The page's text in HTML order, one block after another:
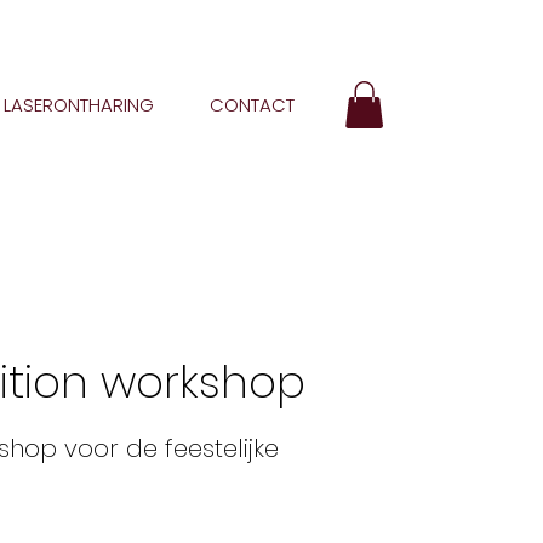
LASERONTHARING CONTACT
workshop
voor de feestelijke